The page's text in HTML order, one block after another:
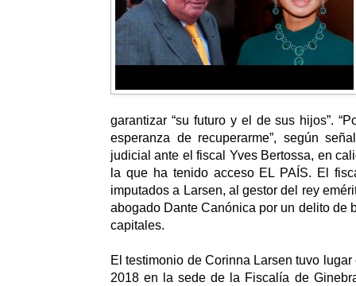
garantizar “su futuro y el de sus hijos”.
esperanza de recuperarme”, según
judicial ante el fiscal Yves Bertossa, en
la que ha tenido acceso EL PAÍS. El
imputados a Larsen, al gestor del rey
abogado Dante Canónica por un delito de
capitales.
El testimonio de Corinna Larsen tuvo
2018 en la sede de la Fiscalía de